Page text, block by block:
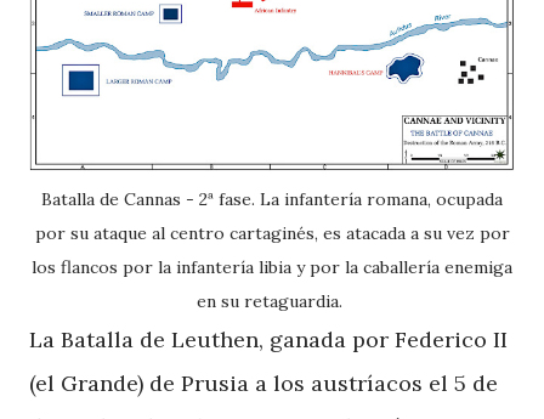
Batalla de Cannas - 2ª fase. La infantería romana, ocupada
por su ataque al centro cartaginés, es atacada a su vez por
los flancos por la infantería libia y por la caballería enemiga
en su retaguardia.
La Batalla de Leuthen, ganada por Federico II
(el Grande) de Prusia a los austríacos el 5 de